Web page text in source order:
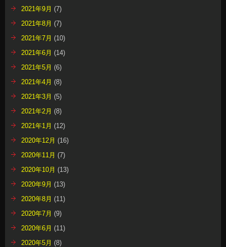
2021年9月 (7)
2021年8月 (7)
2021年7月 (10)
2021年6月 (14)
2021年5月 (6)
2021年4月 (8)
2021年3月 (5)
2021年2月 (8)
2021年1月 (12)
2020年12月 (16)
2020年11月 (7)
2020年10月 (13)
2020年9月 (13)
2020年8月 (11)
2020年7月 (9)
2020年6月 (11)
2020年5月 (8)